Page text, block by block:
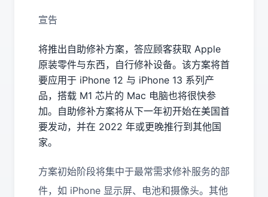
宣告
将推出自助修补方案，答应顾客获取 Apple
原装零件与东西，自行修补设备。该方案将首
要应用于 iPhone 12 与 iPhone 13 系列产
品，搭载 M1 芯片的 Mac 电脑也将很快参
加。自助修补方案将从下一年初开始在美国首
要发动，并在 2022 年或更晚推行到其他国
家。
方案初始阶段将集中于最常需求修补服务的部
件，如 iPhone 显示屏、电池和摄像头。其他